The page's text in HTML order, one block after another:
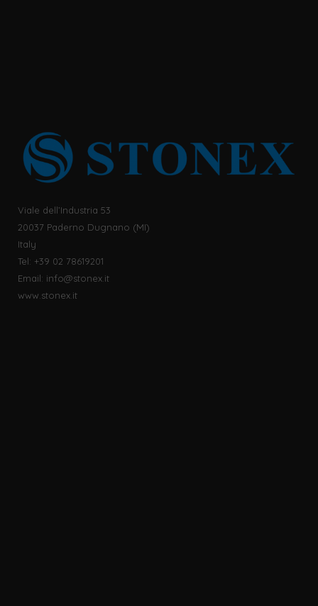
Viale dell’Industria 53
20037 Paderno Dugnano (MI)
Italy
Tel: +39 02 78619201
Email: info@stonex.it
www.stonex.it